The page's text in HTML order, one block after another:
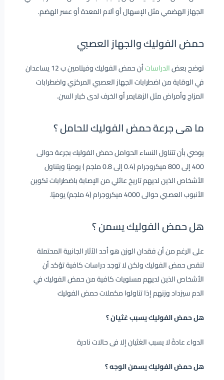
الجهاز الهضمي مثل الإسهال أو آلام المعدة أو عسر الهضم.
حمض الفوليك والجهاز العصبي
توضح بعضالدراسات
أن حمض الفوليك وفيتامين ب 12 يساعدان
في الوقاية من اضطرابات الجهاز العصبي المركزي واضطرابات
المزاج وأمراض مثل الزهايمر أو الخرف لدى كبار السن.
ما هى جرعة حمض الفوليك للحامل ؟
يوصي بأن تتناول النساء الحوامل حمض الفوليك بجرعة حوالى
400 إلى 800 ميكروجرام (0.4 إلى 0.8 ملجم ) يوميًا ويتناول
الأشخاص الذين لديهم تاريخ عائلي من الإصابة باضطرابات تكوين
الأنبوب العصبي حوالى 4000 ميكروجرام (4 ملجم) يوميًا.
هل حمض الفوليك يسمن ؟
على الرغم من أن فقدان الوزن هو أحد الآثار الجانبية المحتملة
لنقص حمض الفوليك ولكن لا توجد دراسات كافية تؤكد أن
الأشخاص الذين لديهم مستويات كافية من حمض الفوليك في
الدم سيزداد وزنهم إذا تناولوا مكملات حمض الفوليك
هل حمض الفوليك يسبب غثيان ؟
الدواء عادةً لا يسبب الغثيان إلا فى حالات نادرة
هل حمض الفوليك يسمن الوجه ؟